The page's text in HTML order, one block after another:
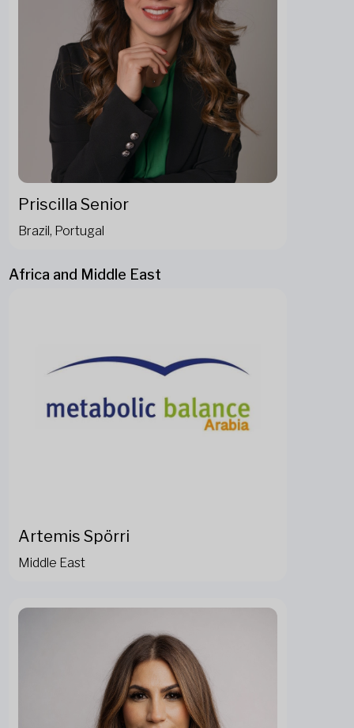
Priscilla Senior
Brazil, Portugal
Africa and Middle East
Artemis Spörri
Middle East